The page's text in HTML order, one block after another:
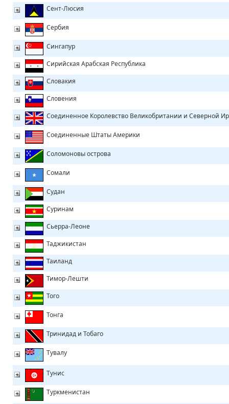
Сент-Люсия
Сербия
Сингапур
Сирийская Арабская Республика
Словакия
Словения
Соединенное Королевство Великобритании и Северной
Соединенные Штаты Америки
Соломоновы острова
Сомали
Судан
Суринам
Сьерра-Леоне
Таджикистан
Таиланд
Тимор-Лешти
Того
Тонга
Тринидад и Тобаго
Тувалу
Тунис
Туркменистан